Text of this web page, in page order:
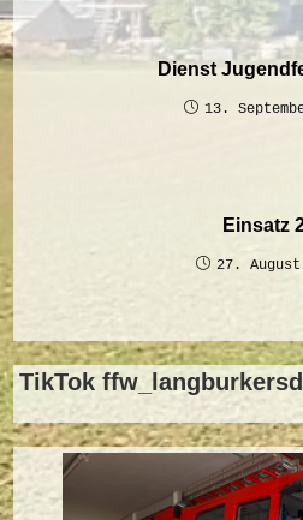
Dienst
13.
Einsatz
27. August
TikTok